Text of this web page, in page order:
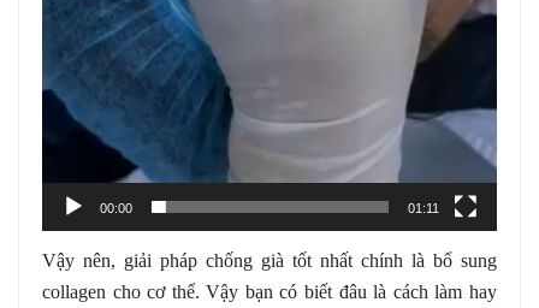
00:00 01:11
Vậy nên, giải pháp chống già tốt nhất chính là bổ sung
collagen cho cơ thể. Vậy bạn có biết đâu là cách làm hay